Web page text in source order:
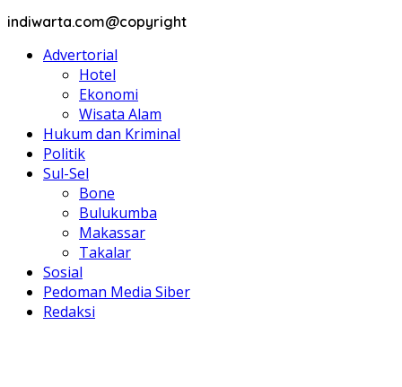
indiwarta.com@copyright
Advertorial
Hotel
Ekonomi
Wisata Alam
Hukum dan Kriminal
Politik
Sul-Sel
Bone
Bulukumba
Makassar
Takalar
Sosial
Pedoman Media Siber
Redaksi